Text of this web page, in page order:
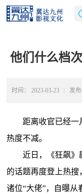
他们什么档
时间： 2023-03-23 发布
距离收官已经一
热度不减。
近日，《狂飙》
的话题再度登上热
诸位“大佬”，自曝从